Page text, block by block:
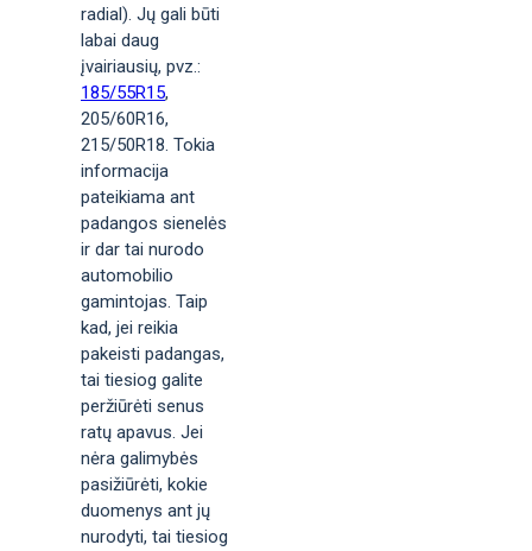
radial). Jų gali būti
labai daug
įvairiausių, pvz.:
185/55R15,
205/60R16,
215/50R18. Tokia
informacija
pateikiama ant
padangos sienelės
ir dar tai nurodo
automobilio
gamintojas. Taip
kad, jei reikia
pakeisti padangas,
tai tiesiog galite
peržiūrėti senus
ratų apavus. Jei
nėra galimybės
pasižiūrėti, kokie
duomenys ant jų
nurodyti, tai tiesiog